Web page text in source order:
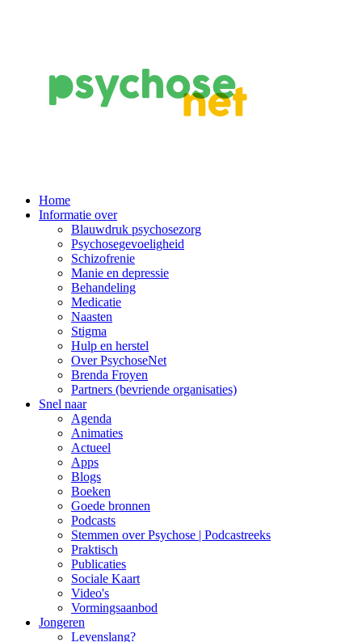
Main
Navigation
Home
Informatie over
Blauwdruk psychosezorg
Psychosegevoeligheid
Schizofrenie
Manie en depressie
Behandeling
Medicatie
Naasten
Stigma
Hulp en herstel
Over PsychoseNet
Brenda Froyen
Partners (bevriende organisaties)
Snel naar
Agenda
Animaties
Actueel
Apps
Blogs
Boeken
Goede bronnen
Podcasts
Stemmen over Psychose | Podcastreeks
Praktisch
Publicaties
Sociale Kaart
Video's
Vormingsaanbod
Jongeren
Levenslang?